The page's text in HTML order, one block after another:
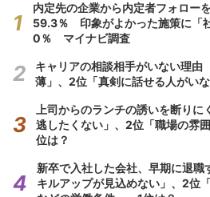
内定先の企業から内定者フォロー
59.3％ 印象がよかった施策に「
0％ マイナビ調査
キャリアの相談相手がいない理
薄」、2位「真剣に話せる人がい
上司からのランチの誘いを断り
逃したくない」、2位「職場の雰
位は？
新卒で入社した会社、早期に退
キルアップが見込めない」、2位